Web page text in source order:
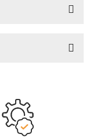
tarafımıza